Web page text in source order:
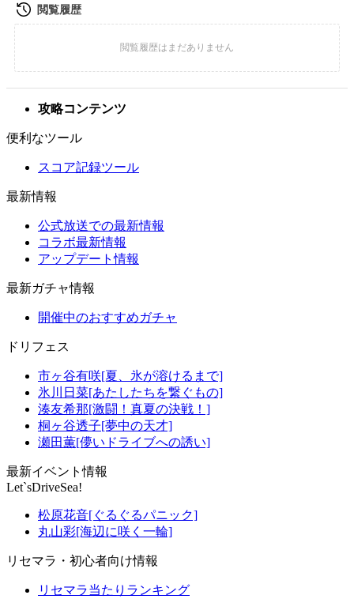
攻略コンテンツ
便利なツール
スコア記録ツール
最新情報
公式放送での最新情報
コラボ最新情報
アップデート情報
最新ガチャ情報
開催中のおすすめガチャ
ドリフェス
市ヶ谷有咲[夏、氷が溶けるまで]
氷川日菜[あたしたちを繋ぐもの]
湊友希那[激闘！真夏の決戦！]
桐ヶ谷透子[夢中の天才]
瀬田薫[儚いドライブへの誘い]
最新イベント情報
Let`sDriveSea!
松原花音[ぐるぐるパニック]
丸山彩[海辺に咲く一輪]
リセマラ・初心者向け情報
リセマラ当たりランキング